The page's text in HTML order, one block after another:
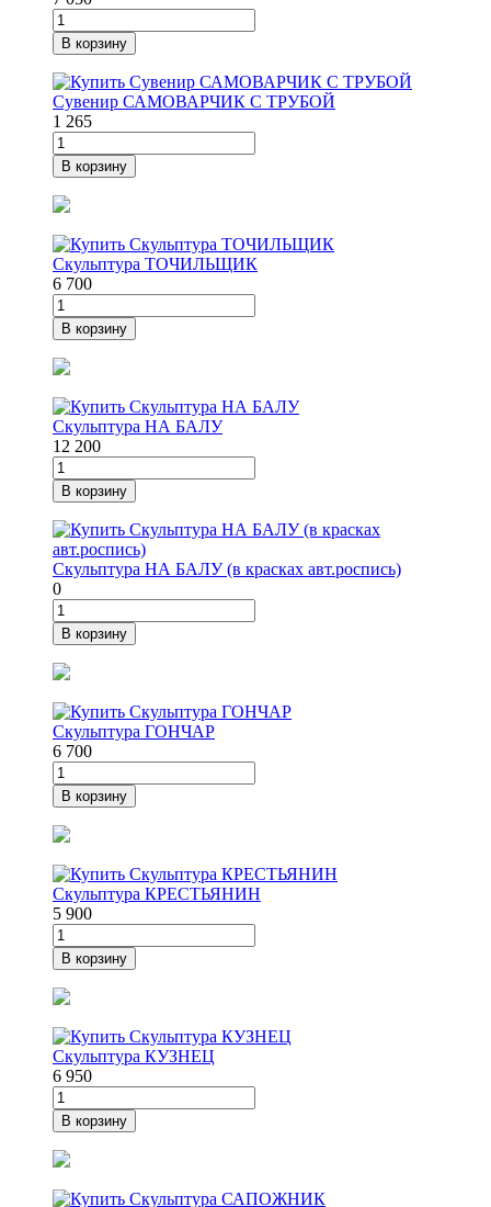
В корзину
Сувенир САМОВАРЧИК С ТРУБОЙ
1 265
В корзину
Скульптура ТОЧИЛЬЩИК
6 700
В корзину
Скульптура НА БАЛУ
12 200
В корзину
Скульптура НА БАЛУ (в красках авт.роспись)
0
В корзину
Скульптура ГОНЧАР
6 700
В корзину
Скульптура КРЕСТЬЯНИН
5 900
В корзину
Скульптура КУЗНЕЦ
6 950
В корзину